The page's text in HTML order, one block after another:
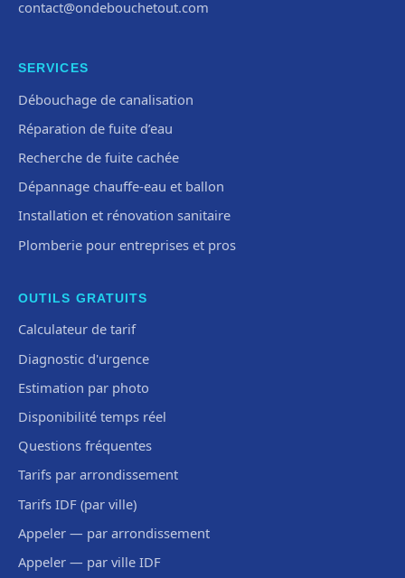
contact@ondebouchetout.com
SERVICES
Débouchage de canalisation
Réparation de fuite d’eau
Recherche de fuite cachée
Dépannage chauffe-eau et ballon
Installation et rénovation sanitaire
Plomberie pour entreprises et pros
OUTILS GRATUITS
Calculateur de tarif
Diagnostic d'urgence
Estimation par photo
Disponibilité temps réel
Questions fréquentes
Tarifs par arrondissement
Tarifs IDF (par ville)
Appeler — par arrondissement
Appeler — par ville IDF